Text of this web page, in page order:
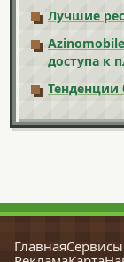
Лучшие
доступа к
Тенденции
Главная